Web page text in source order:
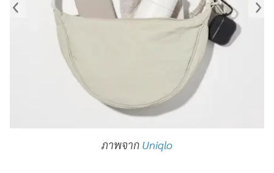
ภาพจาก Uniqlo